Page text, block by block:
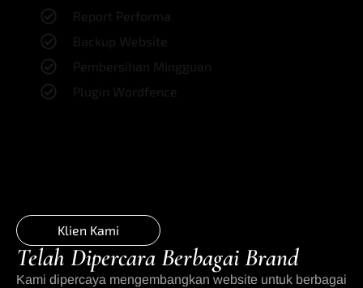
Report Performa
Backup Website
Pembersihan Mingguan
Plugin Wordfence
Klien Kami
Telah Dipercara Berbagai Brand
Kami dipercaya mengembangkan website untuk berbagai